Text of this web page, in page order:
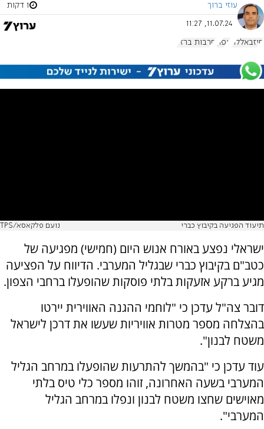
עוזי ברוך 1 דקות
11.07.24, 11:27
חיזבאללה צפון חרבות ברזל
תיעוד הפגיעה בקיבוץ כברי נועם פלקאסא/TPS
ישראלי נפצע באורח אנוש היום (חמישי) מפגיעה של
כטב"ם בקיבוץ כברי שבגליל המערבי. הדיווח על הפציעה
מגיע ברקע אזעקות בלתי פוסקות שהופעלו ברחבי הצפון.
דובר צה"ל עדכן כי "לוחמי ההגנה האווירית יירטו
בהצלחה מספר מטרות אוויריות שעשו את דרכן לישראל
משטח לבנון".
עוד עדכן כי "בהמשך להתרעות שהופעלו במרחב הגליל
המערבי בשעה האחרונה, זוהו מספר כלי טיס בלתי
מאוישים שחצו משטח לבנון ונפלו במרחב הגליל
המערבי".